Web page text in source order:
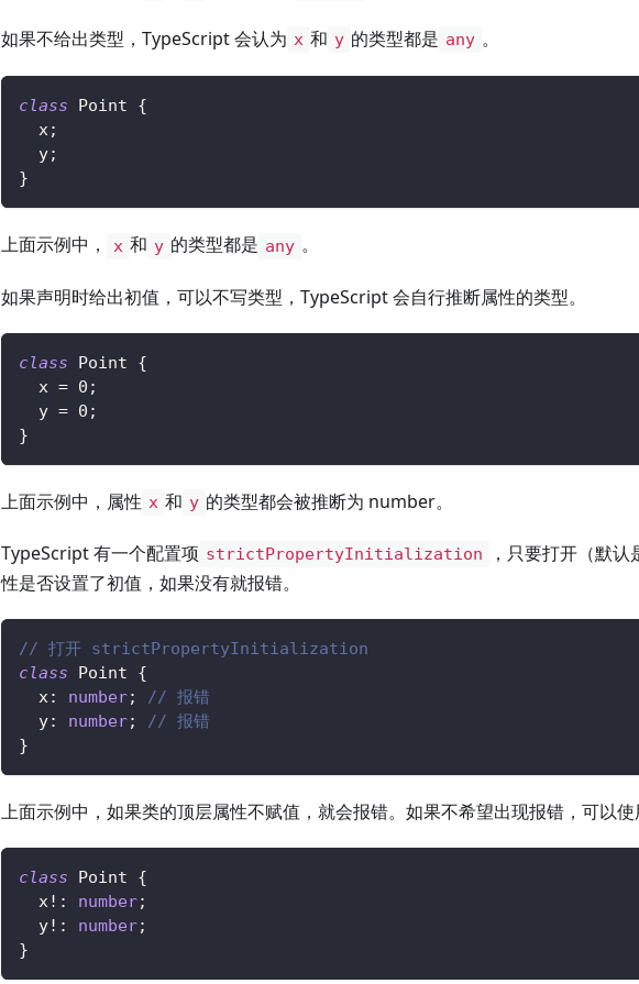
如果不给出类型，TypeScript 会认为 x 和 y 的类型都是 any 。
class Point
{
  x
;
  y
;
}
上面示例中， x 和 y 的类型都是 any 。
如果声明时给出初值，可以不写类型，TypeScript 会自行推断属性的类型。
class Point
{
  x
= 0 ;
  y
= 0 ;
}
上面示例中，属性 x 和 y 的类型都会被推断为 number。
TypeScript 有一个配置项 strictPropertyInitialization
，只要打开（默
性是否设置了初值，如果没有就报错。
// 打开 strictPropertyInitialization
class
Point
{
  x
: number;
// 报错
  y
: number;
// 报错
}
上面示例中，如果类的顶层属性不赋值，就会报错。如果不希望出现报错，可以
class Point
{
  x
! : number;
  y
! : number;
}